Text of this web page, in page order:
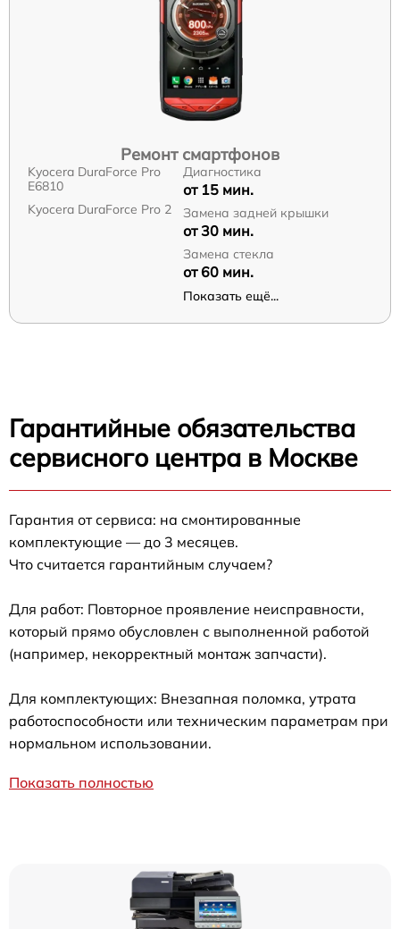
Ремонт смартфонов
Kyocera DuraForce Pro
E6810
Kyocera DuraForce Pro 2
Диагностика
от 15 мин.
Замена задней крышки
от 30 мин.
Замена стекла
от 60 мин.
Показать ещё...
Гарантийные обязательства
сервисного центра в Москве
Гарантия от сервиса: на смонтированные
комплектующие — до 3 месяцев.
Что считается гарантийным случаем?
Для работ: Повторное проявление неисправности,
который прямо обусловлен с выполненной работой
(например, некорректный монтаж запчасти).
Для комплектующих: Внезапная поломка, утрата
работоспособности или техническим параметрам при
нормальном использовании.
Показать полностью